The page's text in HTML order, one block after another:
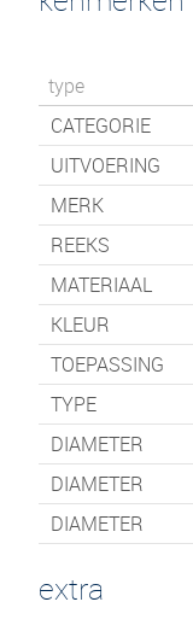
type
CATEGORIE
UITVOERING
MERK
REEKS
MATERIAAL
KLEUR
TOEPASSING
TYPE
DIAMETER
DIAMETER
DIAMETER
extra